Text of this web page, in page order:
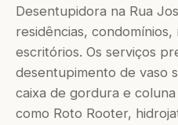
Desentupidora na Rua
residências,
escritórios. Os serviços
desentupimento de vaso
caixa de gordura e
como Roto Rooter,